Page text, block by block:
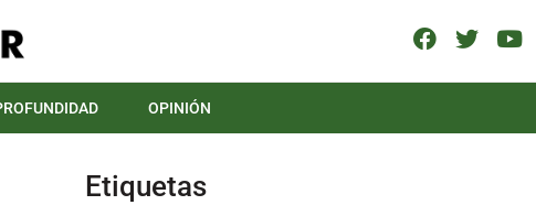
OPINIÓN
Etiquetas